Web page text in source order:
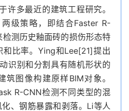
许多最近的建筑工程研究。
级策略，即结合Faster R-
测历史釉面砖的损伤形态特
比率。Ying和Lee[21]提出
识别和分割具有随机形状的
筑图像构建原样BIM对象。
R-CNN检测不同类型的混
、钢筋暴露和剥落。Li等人